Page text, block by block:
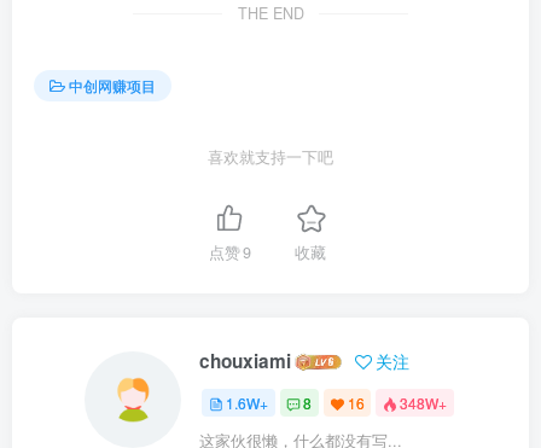
THE END
中创网赚项目
喜欢就支持一下吧
点赞9 收藏
chouxiami 关注
1.6W+ 8 16 348W+
这家伙很懒，什么都没有写...